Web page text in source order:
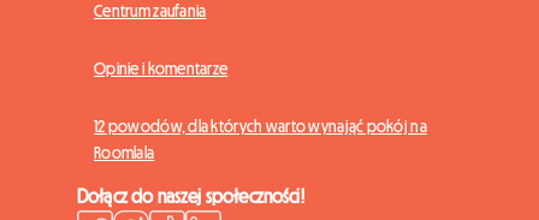
Centrum zaufania
Opinie i komentarze
12 powodów, dla których warto wynająć pokój na
Roomlala
Dołącz do naszej społeczności!